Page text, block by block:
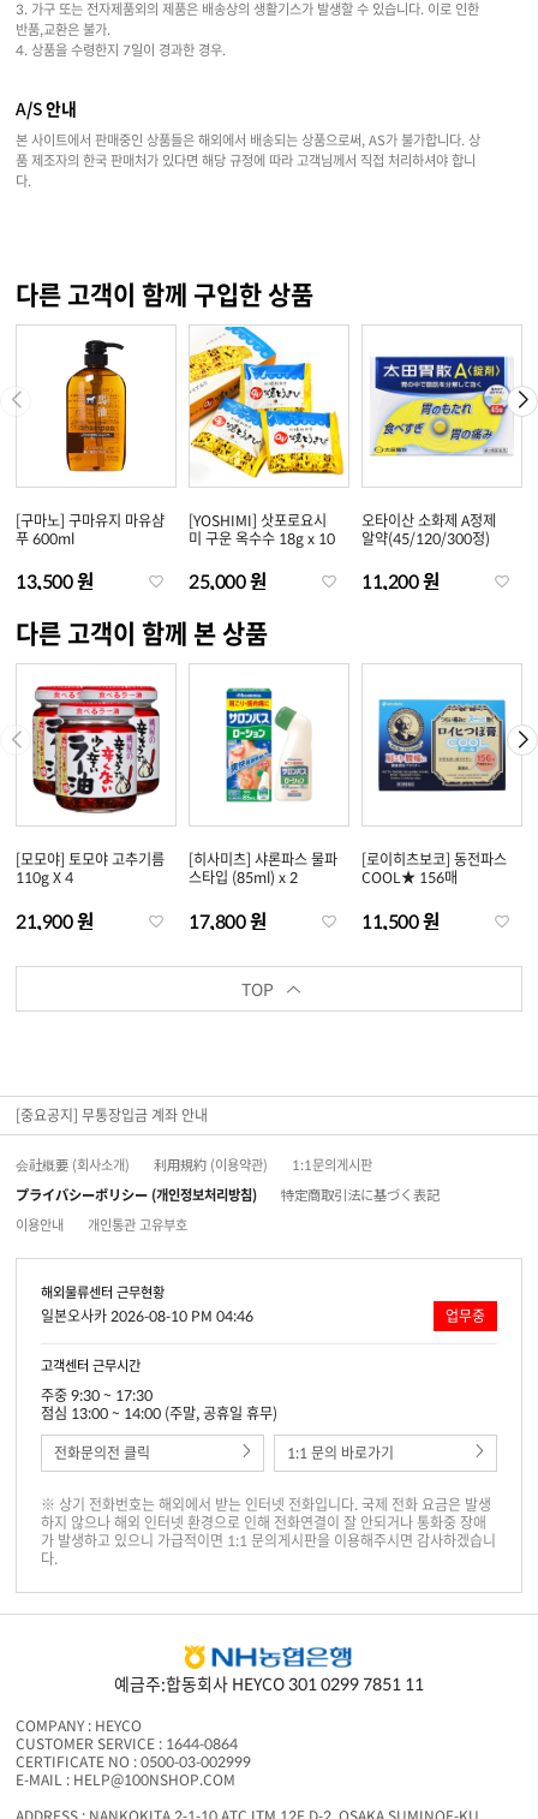
3. 가구 또는 전자제품외의 제품은 배송상의 생활기스가 발생할 수 있습니다. 이로 인한
반품,교환은 불가.
4. 상품을 수령한지 7일이 경과한 경우.
A/S 안내
본 사이트에서 판매중인 상품들은 해외에서 배송되는 상품으로써, AS가 불가합니다. 상
품 제조자의 한국 판매처가 있다면 해당 규정에 따라 고객님께서 직접 처리하셔야 합니
다.
다른 고객이 함께 구입한 상품
[구마노] 구마유지 마유샴
푸 600ml
13,500 원
[YOSHIMI] 삿포로요시
미 구운 옥수수 18g x 10
25,000 원
오타이산 소화제 A정제
알약(45/120/300정)
11,200 원
다른 고객이 함께 본 상품
[모모야] 토모야 고추기름
110g X 4
21,900 원
[히사미츠] 샤론파스 물파
스타입 (85ml) x 2
17,800 원
[로이히츠보코] 동전파스
COOL★ 156매
11,500 원
TOP
[중요공지] 무통장입금 계좌 안내
会社概要 (회사소개) 利用規約 (이용약관)
1:1문의게시판
プライバシーポリシー (개인정보처리방침)
特定商取引法に基づく表記
이용안내
개인통관 고유부호
해외물류센터 근무현황
일본오사카 2026-08-10 PM 04:46 업무중
고객센터 근무시간
주중 9:30 ~ 17:30
점심 13:00 ~ 14:00 (주말, 공휴일 휴무)
전화문의전 클릭
1:1 문의 바로가기
※ 상기 전화번호는 해외에서 받는 인터넷 전화입니다. 국제 전화 요금은 발생
하지 않으나 해외 인터넷 환경으로 인해 전화연결이 잘 안되거나 통화중 장애
가 발생하고 있으니 가급적이면 1:1 문의게시판을 이용해주시면 감사하겠습니
다.
예금주:합동회사 HEYCO 301 0299 7851 11
COMPANY : HEYCO
CUSTOMER SERVICE : 1644-0864
CERTIFICATE NO : 0500-03-002999
E-MAIL : HELP@100NSHOP.COM